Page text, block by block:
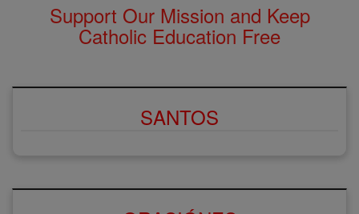
Support Our Mission and Keep
Catholic Education Free
SANTOS